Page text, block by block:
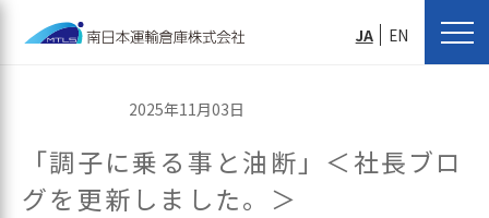
JA EN
2025年11月03日
「調子に乗る事と油断」＜社長ブロ
グを更新しました。＞